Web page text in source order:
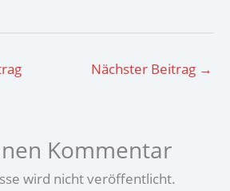
Nächster Beitrag →
Kommentar
wird nicht veröffentlicht.